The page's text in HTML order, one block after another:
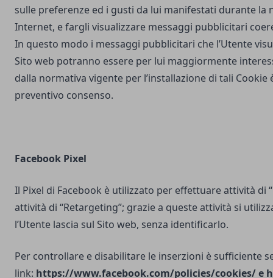
sulle preferenze ed i gusti da lui manifestati durante la
Internet, e fargli visualizzare messaggi pubblicitari
In questo modo i messaggi pubblicitari che l’Utente
Sito web potranno essere per lui maggiormente
dalla normativa vigente per l’installazione di tali Cookie
preventivo consenso.
Facebook Pixel
Il Pixel di Facebook è utilizzato per effettuare attività di
attività di “Retargeting”; grazie a queste attività si
l’Utente lascia sul Sito web, senza identificarlo.
Per controllare e disabilitare le inserzioni è sufficiente
link: https://www.facebook.com/policies/cookies/e